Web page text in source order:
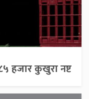
हजार कुखुरा नष्ट